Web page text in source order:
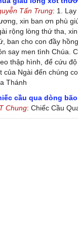
Tấn Trung: 1.
xin ban ơn phù
rộng lòng thứ tha,
ban cho con đầy
say men tình Chúa.
thập hình, để cứu
của Ngài đến chúng
Thánh
cầu qua dòng
Chung: Chiếc Cầu
Water by Simon